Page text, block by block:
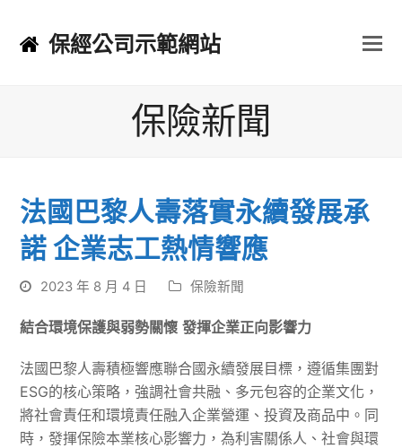
保經公司示範網站
保險新聞
法國巴黎人壽落實永續發展承
諾 企業志工熱情響應
2023 年 8 月 4 日 保險新聞
結合環境保護與弱勢關懷 發揮企業正向影響力
法國巴黎人壽積極響應聯合國永續發展目標，遵循集團對
ESG的核心策略，強調社會共融、多元包容的企業文化，
將社會責任和環境責任融入企業營運、投資及商品中。同
時，發揮保險本業核心影響力，為利害關係人、社會與環